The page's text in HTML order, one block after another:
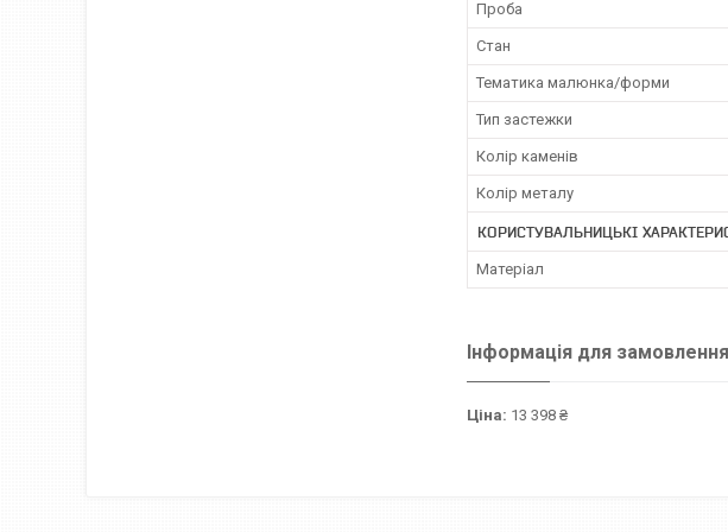
Проба
Стан
Тематика малюнка/форми
Тип застежки
Колір каменів
Колір металу
КОРИСТУВАЛЬНИЦЬКІ
Матеріал
Інформація для замовлення
Ціна: 13 398 ₴